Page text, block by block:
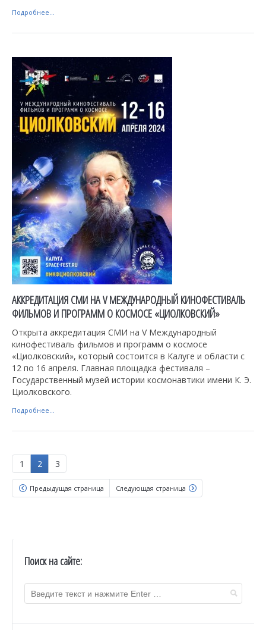
Подробнее...
АККРЕДИТАЦИЯ СМИ НА V МЕЖДУНАРОДНЫЙ КИНОФЕСТИВАЛЬ
ФИЛЬМОВ И ПРОГРАММ О КОСМОСЕ «ЦИОЛКОВСКИЙ»
Открыта аккредитация СМИ на V Международный
кинофестиваль фильмов и программ о космосе
«Циолковский», который состоится в Калуге и области с
12 по 16 апреля. Главная площадка фестиваля –
Государственный музей истории космонавтики имени К. Э.
Циолковского.
Подробнее...
1 2 3
Предыдущая страница Следующая страница
Поиск на сайте: